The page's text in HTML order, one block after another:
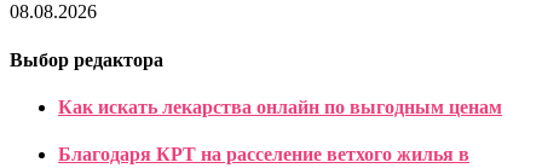
08.08.2026
Выбор редактора
Как искать лекарства онлайн по выгодным ценам
Благодаря КРТ на расселение ветхого жилья в